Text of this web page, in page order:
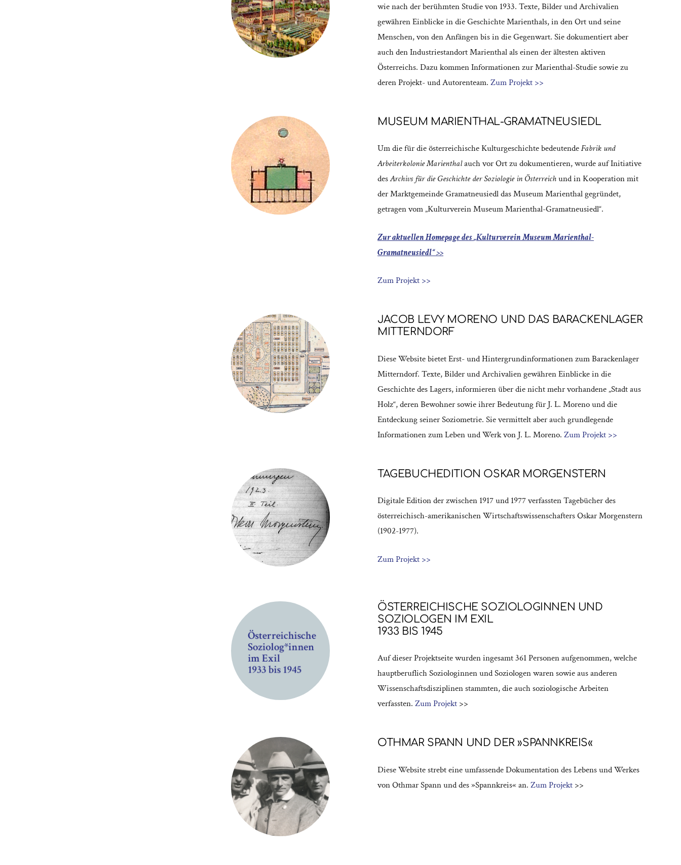
wie nach der berühmten Studie von 1933. Texte, Bilder und Archivalien
gewähren Einblicke in die Geschichte Marienthals, in den Ort und seine
Menschen, von den Anfängen bis in die Gegenwart. Sie dokumentiert aber
auch den Industriestandort Marienthal als einen der ältesten aktiven
Österreichs. Dazu kommen Informationen zur Marienthal-Studie sowie zu
deren Projekt- und Autorenteam. Zum Projekt >>
MUSEUM MARIENTHAL-GRAMATNEUSIEDL
Um die für die österreichische Kulturgeschichte bedeutendeFabrik und
Arbeiterkolonie Marienthalauch vor Ort zu dokumentieren, wurde auf Initiative
desArchivs für die Geschichte der Soziologie in Österreichund in Kooperation mit
der Marktgemeinde Gramatneusiedl das Museum Marienthal gegründet,
getragen vom „Kulturverein Museum Marienthal-Gramatneusiedl“.
Zur aktuellen Homepage des„Kulturverein Museum Marienthal-
Gramatneusiedl“ >>
Zum Projekt >>
JACOB LEVY MORENO UND DAS BARACKENLAGER
MITTERNDORF
Diese Website bietet Erst- und Hintergrundinformationen zum Barackenlager
Mitterndorf. Texte, Bilder und Archivalien gewähren Einblicke in die
Geschichte des Lagers, informieren über die nicht mehr vorhandene „Stadt aus
Holz“, deren Bewohner sowie ihrer Bedeutung für J. L. Moreno und die
Entdeckung seiner Soziometrie. Sie vermittelt aber auch grundlegende
Informationen zum Leben und Werk von J. L. Moreno. Zum Projekt >>
TAGEBUCHEDITION OSKAR MORGENSTERN
Digitale Edition der zwischen 1917 und 1977 verfassten Tagebücher des
österreichisch-amerikanischen Wirtschaftswissenschafters Oskar Morgenstern
(1902-1977).
Zum Projekt >>
ÖSTERREICHISCHE SOZIOLOGINNEN UND
SOZIOLOGEN IM EXIL
1933 BIS 1945
Auf dieser Projektseite wurden ingesamt 361 Personen aufgenommen, welche
hauptberuflich Soziologinnen und Soziologen waren sowie aus anderen
Wissenschaftsdisziplinen stammten, die auch soziologische Arbeiten
verfassten. Zum Projekt >>
OTHMAR SPANN UND DER »SPANNKREIS«
Diese Website strebt eine umfassende Dokumentation des Lebens und Werkes
von Othmar Spann und des »Spannkreis« an. Zum Projekt >>